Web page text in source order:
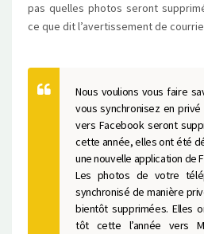
pas quelles photos seront
ce que dit l’avertissement de
Nous voulions vous faire
vous synchronisez en
vers Facebook seront
cette année, elles ont été
une nouvelle application de
Les photos de votre
synchronisé de manière
bientôt supprimées. Elles
tôt cette l’année vers